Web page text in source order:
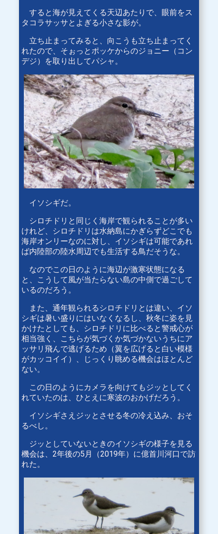
すると海が見えてくる天辺あたりで、眼前をス
タコラサッサとよぎる小さな影が。
立ち止まってみると、向こうも立ち止まってく
れたので、そぉっとポッケからのジョニー（コン
デジ）を取り出してパシャ。
イソシギだ。
シロチドリと同じく海岸で観られることが多い
けれど、シロチドリは水納島にかぎらずどこでも
海岸オンリーなのに対し、イソシギは可能であれ
ば内陸部の陸水周辺でも生活する鳥だそうな。
なのでこの日のように海辺が激寒状態になる
と、こうして風が当たらない島の中側で過ごして
いるのだろう。
また、通年観られるシロチドリとは違い、イソ
シギは暑い盛りにはいなくなるし、秋冬に姿を見
かけたとしても、シロチドリに比べると警戒心が
相当強く、こちらが気づくか気づかないうちにア
ッサリ飛んで逃げるため（翼を広げると白い模様
がカッコイイ）、じっくり眺める機会はほとんど
ない。
この日のようにカメラを向けてもジッとしてく
れていたのは、ひとえに寒波のおかげだろう。
イソシギさえジッとさせる冬の冷え込み、おそ
るべし。
ジッとしていないときのイソシギの様子を見る
機会は、2年後の5月（2019年）に億首川河口で訪
れた。